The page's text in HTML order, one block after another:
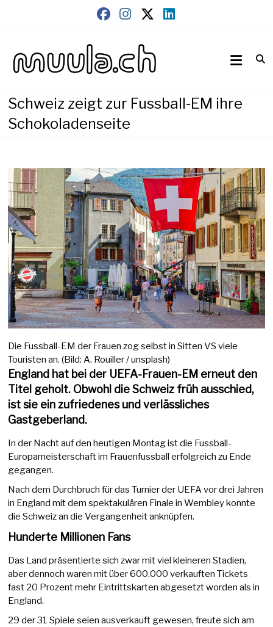
muula.ch
Schweiz zeigt zur Fussball-EM ihre
Schokoladenseite
Die Fussball-EM der Frauen zog selbst in Sitten VS viele
Touristen an. (Bild: A. Rouiller / unsplash)
England hat bei der UEFA-Frauen-EM erneut den
Titel geholt. Obwohl die Schweiz früh ausschied,
ist sie ein zufriedenes und verlässliches
Gastgeberland.
In der Nacht auf den heutigen Montag ist die Fussball-
Europameisterschaft im Frauenfussball erfolgreich zu Ende
gegangen.
Nach dem Durchbruch für das Turnier der UEFA vor drei Jahren
in England mit dem spektakulären Finale in Wembley konnte
die Schweiz an die Vergangenheit anknüpfen.
Hunderte Millionen Fans
Das Land präsentierte sich zwar mit viel kleineren Stadien,
aber dennoch waren mit über 600.000 verkauften Tickets
fast 20 Prozent mehr Eintrittskarten abgesetzt worden als in
England.
29 der 31 Spiele seien ausverkauft gewesen, freute sich am